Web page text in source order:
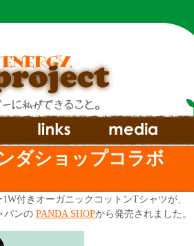
ダショップコラボ
付きオーガニックコットンTシャツが、
パンの PANDA SHOPから発売されました。